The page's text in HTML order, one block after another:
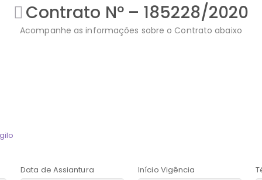
Contrato Nº – 185228/2020
Acompanhe as informações sobre o Contrato abaixo
Data de Assiantura Início Vigência